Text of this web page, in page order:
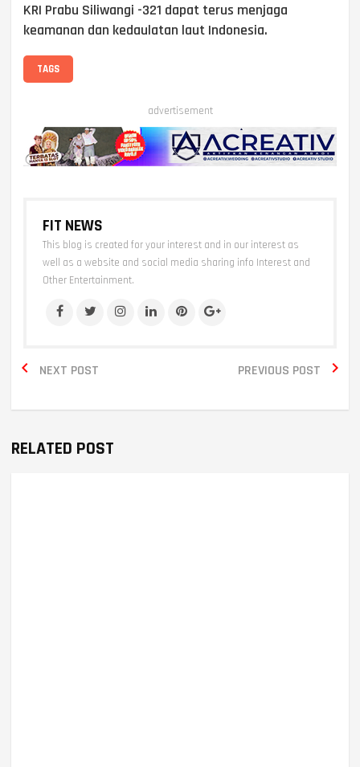
KRI Prabu Siliwangi -321 dapat terus menjaga
keamanan dan kedaulatan laut Indonesia.
TAGS
advertisement
FIT NEWS
This blog is created for your interest and in our interest as
well as a website and social media sharing info Interest and
Other Entertainment.
NEXT POST
 PREVIOUS POST 
RELATED POST